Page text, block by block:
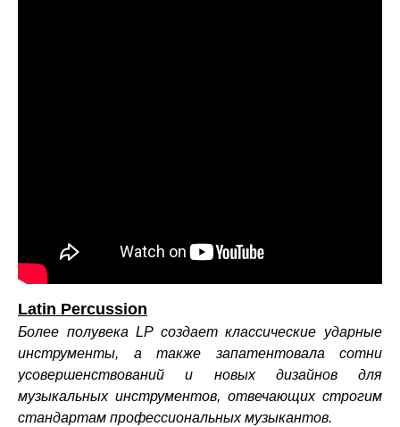
Latin Percussion
Более полувека LP создает классические ударные
инструменты, а также запатентовала сотни
усовершенствований и новых дизайнов для
музыкальных инструментов, отвечающих строгим
стандартам профессиональных музыкантов.